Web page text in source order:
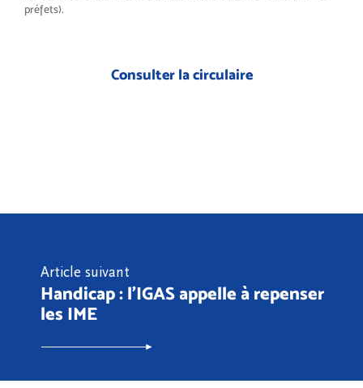
préfets).
Consulter la circulaire
Article suivant
Handicap : l’IGAS appelle à repenser
les IME